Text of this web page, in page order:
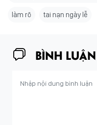
làm rõ tai nạn ngày lễ
BÌNH LUẬN